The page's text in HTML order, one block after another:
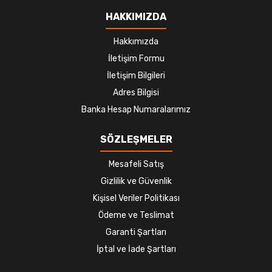
HAKKIMIZDA
Hakkımızda
İletişim Formu
İletişim Bilgileri
Adres Bilgisi
Banka Hesap Numaralarımız
SÖZLEŞMELER
Mesafeli Satış
Gizlilik ve Güvenlik
Kişisel Veriler Politikası
Ödeme ve Teslimat
Garanti Şartları
İptal ve İade Şartları